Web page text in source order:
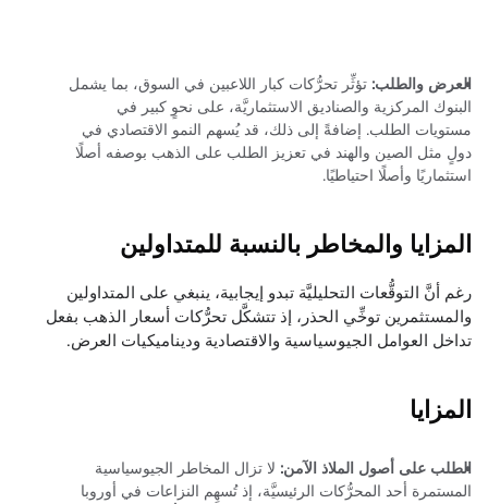
العرض والطلب: تؤثِّر تحرُّكات كبار اللاعبين في السوق، بما يشمل
البنوك المركزية والصناديق الاستثماريَّة، على نحوٍ كبير في
مستويات الطلب. إضافةً إلى ذلك، قد يُسهم النمو الاقتصادي في
دولٍ مثل الصين والهند في تعزيز الطلب على الذهب بوصفه أصلًا
استثماريًا وأصلًا احتياطيًا.
المزايا والمخاطر بالنسبة للمتداولين
رغم أنَّ التوقُّعات التحليليَّة تبدو إيجابية، ينبغي على المتداولين
والمستثمرين توخِّي الحذر، إذ تتشكَّل تحرُّكات أسعار الذهب بفعل
تداخل العوامل الجيوسياسية والاقتصادية وديناميكيات العرض.
المزايا
الطلب على أصول الملاذ الآمن: لا تزال المخاطر الجيوسياسية
المستمرة أحد المحرُّكات الرئيسيَّة، إذ تُسهِم النزاعات في أوروبا